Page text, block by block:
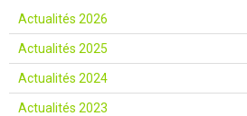
Actualités 2026
Actualités 2025
Actualités 2024
Actualités 2023